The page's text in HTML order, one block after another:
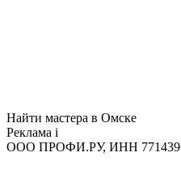
Найти мастера в Омске
Реклама i
ООО ПРОФИ.РУ, ИНН